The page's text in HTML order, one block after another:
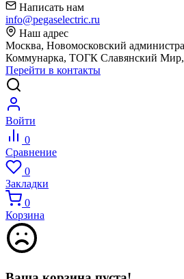
Написать нам
info@pegaselectric.ru
Наш адрес
Москва, Новомосковский
Коммунарка, ТОГК Славянский Мир,
Перейти в контакты
Войти
0
Сравнение
0
Закладки
0
Корзина